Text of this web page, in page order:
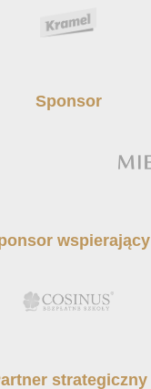
Sponsor
wspierający
strategiczny